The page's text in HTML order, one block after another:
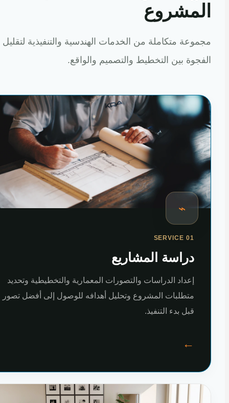
متكاملة من الخدمات الهندسية والتنفيذية لتقليل
بين التخطيط والتصميم والواقع.
⌁
SERVICE 01
دراسة المشاريع
إعداد الدراسات والتصورات المعمارية والتخطيطية وتحديد
متطلبات المشروع وتحليل أهدافه للوصول إلى أفضل تصور
قبل بدء التنفيذ.